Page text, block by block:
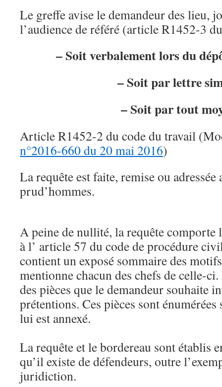
Le greffe avise le demandeur des lieu,
l’audience de référé (article R1452-3
– Soit verbalement lors du
– Soit par lettre
– Soit par tout
Article R1452-2 du code du travail
n°2016-660 du 20 mai 2016)
La requête est faite, remise ou
prud’hommes.
A peine de nullité, la requête comporte
à l’ article 57 du code de procédure
contient un exposé sommaire des
mentionne chacun des chefs de celle-
des pièces que le demandeur souhaite
prétentions. Ces pièces sont
lui est annexé.
La requête et le bordereau sont établis
qu’il existe de défendeurs, outre
juridiction.